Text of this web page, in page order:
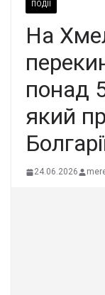
ПОДІЇ
На
понад
який
24.06.2026